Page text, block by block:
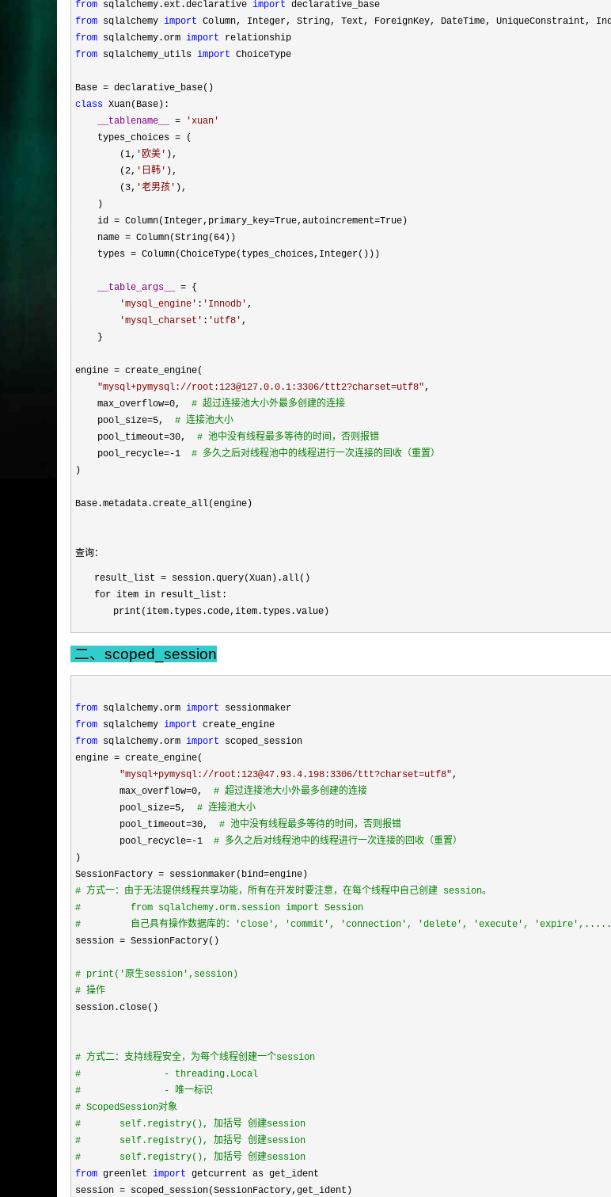
from sqlalchemy.ext.declarative import
from sqlalchemy import
from sqlalchemy.orm import
from sqlalchemy_utils import ChoiceType
Base =
class Xuan(Base):
__tablename__
= 'xuan '
    types_choices
= (
        (
1, ' 欧美 ' ),
        (
2, ' 日韩 ' ),
        (
3, '老男孩 ' ),
    )
    id
= Column(Integer,primary_key=True,autoincrement=True)
    name
= Column(String(64 ))
    types
= Column(ChoiceType(types_choices,Integer()))
__table_args__ = {
'mysql_engine ' : ' Innodb ' ,
'mysql_charset ' : ' utf8 ' ,
    }
engine = create_engine(
"mysql+pymysql://root:123@127.0.0.1:3306/ttt2?charset=utf8",
    max_overflow
=0, # 超过连接池大小外最多创建的连接
    pool_size=5,
# 连接池大小
    pool_timeout=30,
# 池中没有线程最多等待的时间，否则报错
    pool_recycle=-1
# 多久之后对线程池中的线程进行一次连接的回收（重置）
)
Base.metadata.create_all(engine)
查询：
result_list = session.query(Xuan).all()
for item in result_list:
print(item.types.code,item.types.value)
二、scoped_session
from sqlalchemy.orm import
from sqlalchemy import
from sqlalchemy.orm import scoped_session
engine = create_engine(
"mysql+pymysql://root:123@47.93.4.198:3306/ttt?charset=utf8",
        max_overflow
=0, # 超过连接池大小外最多创建的连接
        pool_size=5,
# 连接池大小
        pool_timeout=30,
# 池中没有线程最多等待的时间，否则报错
        pool_recycle=-1
# 多久之后对线程池中的线程进行一次连接的回收（重置）
)
SessionFactory = sessionmaker(bind=
# 方式一：由于无法提供线程共享功能，所有在开发时要注意，在每个线程中自己创建 session。
#
         from sqlalchemy.orm.session import Session
#
         自己具有操作数据库的：'close', 'commit', 'connection', 'delete', 'execute', 'expire',.....
session = SessionFactory()
# print('原生session',session)
# 操作
session.close()
# 方式二：支持线程安全，为每个线程创建一个session
#
               - threading.Local
#
               - 唯一标识
# ScopedSession对象
#
       self.registry(), 加括号 创建session
#
       self.registry(), 加括号 创建session
#
       self.registry(), 加括号 创建session
from greenlet import getcurrent as get_ident
session =